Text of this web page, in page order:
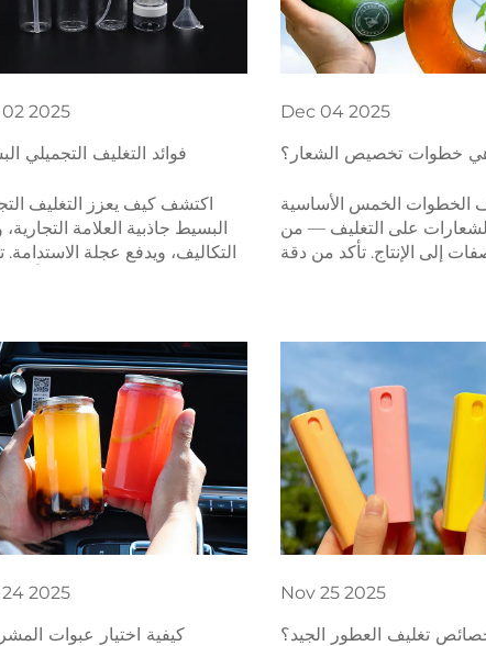
Dec 04 2025
خطوات تخصيص الشعار؟
الخطوات الخمس الأساسية
على التغليف — من
إلى الإنتاج. تأكد من دقة
02 2025
فوائد التغليف التجميلي
اكتشف كيف يعزز التغليف
البسيط جاذبية العلامة التجارية،
التكاليف، ويدفع عجلة
Nov 25 2025
تغليف العطور الجيد؟
24 2025
كيفية اختيار عبوات